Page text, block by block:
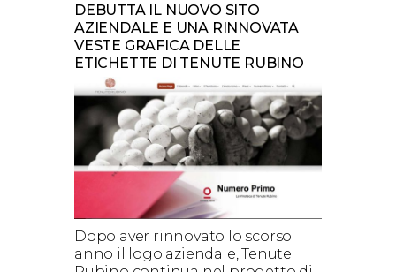
DEBUTTA IL NUOVO SITO
AZIENDALE E UNA RINNOVATA
VESTE GRAFICA DELLE
ETICHETTE DI TENUTE RUBINO
Dopo aver rinnovato lo scorso
anno il logo aziendale, Tenute